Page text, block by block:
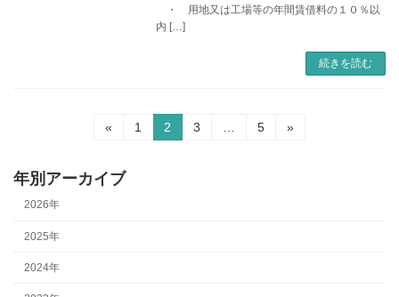
・ 用地又は工場等の年間賃借料の１０％以
内 […]
続きを読む
« 1 2 3 5 »
年別アーカイブ
2026年
2025年
2024年